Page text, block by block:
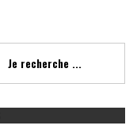
Je recherche ...